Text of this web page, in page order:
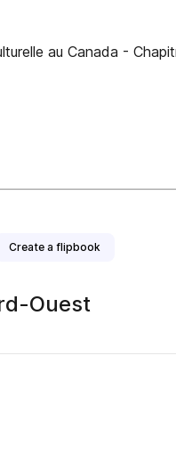
au Canada -
Create a flipbook
Ouest